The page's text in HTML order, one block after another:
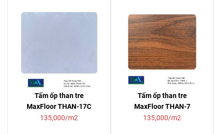
Tấm ốp than tre
MaxFloor THAN-17C
135,000/m2
Tấm ốp than tre
MaxFloor THAN-7
135,000/m2